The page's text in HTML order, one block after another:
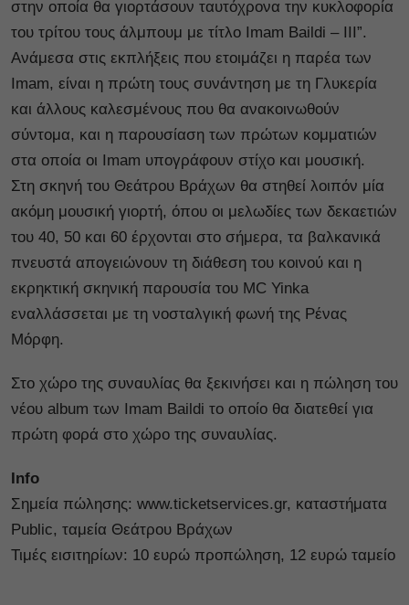
στην οποία θα γιορτάσουν ταυτόχρονα την κυκλοφορία
του τρίτου τους άλμπουμ με τίτλο Imam Baildi – III”.
Ανάμεσα στις εκπλήξεις που ετοιμάζει η παρέα των
Imam, είναι η πρώτη τους συνάντηση με τη Γλυκερία
και άλλους καλεσμένους που θα ανακοινωθούν
σύντομα, και η παρουσίαση των πρώτων κομματιών
στα οποία οι Imam υπογράφουν στίχο και μουσική.
Στη σκηνή του Θεάτρου Βράχων θα στηθεί λοιπόν μία
ακόμη μουσική γιορτή, όπου οι μελωδίες των δεκαετιών
του 40, 50 και 60 έρχονται στο σήμερα, τα βαλκανικά
πνευστά απογειώνουν τη διάθεση του κοινού και η
εκρηκτική σκηνική παρουσία του MC Yinka
εναλλάσσεται με τη νοσταλγική φωνή της Ρένας
Μόρφη.
Στο χώρο της συναυλίας θα ξεκινήσει και η πώληση του
νέου album των Imam Baildi το οποίο θα διατεθεί για
πρώτη φορά στο χώρο της συναυλίας.
Info
Σημεία πώλησης: www.ticketservices.gr, καταστήματα
Public, ταμεία Θεάτρου Βράχων
Τιμές εισιτηρίων: 10 ευρώ προπώληση, 12 ευρώ ταμείο